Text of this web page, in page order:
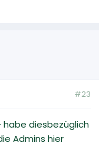
#23
diesbezüglich
Admins hier